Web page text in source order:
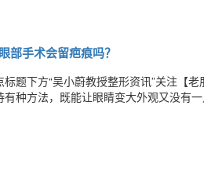
部手术会留疤痕吗？
标题下方“吴小蔚教授整形资讯”关注【
有种方法，既能让眼睛变大外观又没有